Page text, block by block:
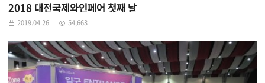
2018 대전국제와인페어 첫째 날
2019.04.26 54,663